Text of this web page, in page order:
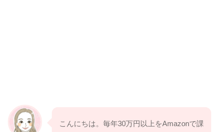
こんにちは。毎年30万円以上をAmazonで課